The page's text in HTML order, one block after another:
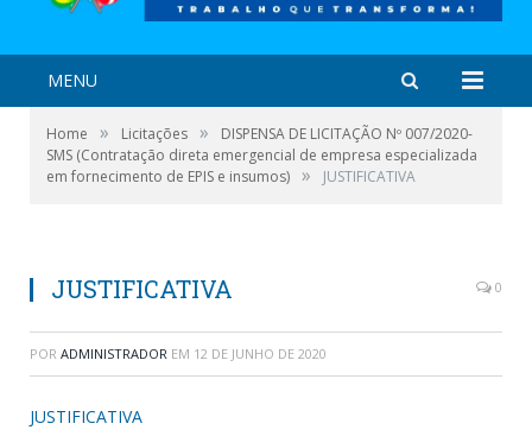
MENU
Home » Licitações »
DISPENSA DE LICITAÇÃO Nº 007/2020-
SMS (Contratação direta emergencial de empresa especializada
em fornecimento de EPIS e insumos) » JUSTIFICATIVA
JUSTIFICATIVA 0
POR ADMINISTRADOR EM 12 DE JUNHO DE 2020
JUSTIFICATIVA